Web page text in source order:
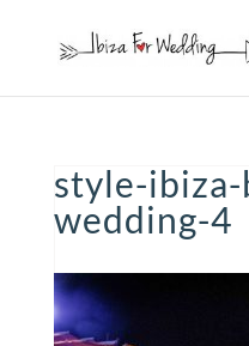
style-ibiza-
wedding-4